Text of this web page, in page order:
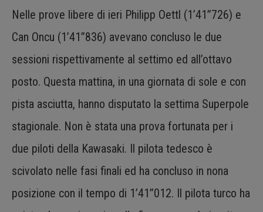
Nelle prove libere di ieri Philipp Oettl (1’41”726) e
Can Oncu (1’41”836) avevano concluso le due
sessioni rispettivamente al settimo ed all’ottavo
posto. Questa mattina, in una giornata di sole e con
pista asciutta, hanno disputato la settima Superpole
stagionale. Non è stata una prova fortunata per i
due piloti della Kawasaki. Il pilota tedesco è
scivolato nelle fasi finali ed ha concluso in nona
posizione con il tempo di 1’41”012. Il pilota turco ha